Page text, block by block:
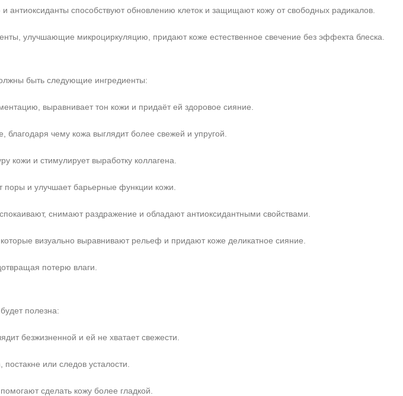
способствуют обновлению клеток и защищают кожу от свободных радикалов.
улучшающие микроциркуляцию, придают коже естественное свечение без эффекта блеска.
быть следующие ингредиенты:
выравнивает тон кожи и придаёт ей здоровое сияние.
благодаря чему кожа выглядит более свежей и упругой.
кожи и стимулирует выработку коллагена.
и улучшает барьерные функции кожи.
снимают раздражение и обладают антиоксидантными свойствами.
визуально выравнивают рельеф и придают коже деликатное сияние.
потерю влаги.
полезна:
безжизненной и ей не хватает свежести.
или следов усталости.
сделать кожу более гладкой.
о консультации
58-89